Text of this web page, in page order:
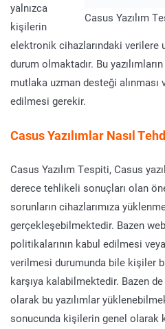
Casus Yazılım
yalnızca
kişilerin
elektronik cihazlarındaki verilere
durum olmaktadır. Bu
mutlaka uzman desteği alınması
edilmesi gerekir.
Casus Yazılımlar Nasıl
Casus Yazılım Tespiti, Casus
derece tehlikeli sonuçları olan
sorunların cihazlarımıza
gerçekleşebilmektedir. Bazen
politikalarının kabul edilmesi
verilmesi durumunda bile kişiler
karşıya kalabilmektedir. Bazen
olarak bu yazılımlar
sonucunda kişilerin genel olarak